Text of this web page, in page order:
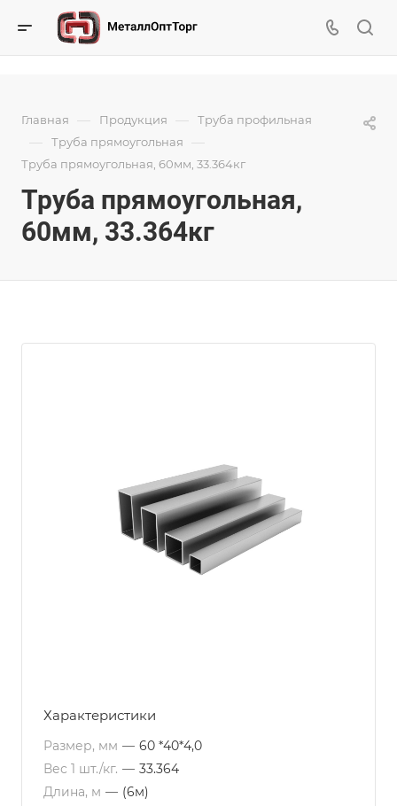
Главная — Продукция — Труба профильная
— Труба прямоугольная —
Труба прямоугольная, 60мм, 33.364кг
Труба прямоугольная,
60мм, 33.364кг
Характеристики
Размер, мм — 60 *40*4,0
Вес 1 шт./кг. — 33.364
Длина, м — (6м)